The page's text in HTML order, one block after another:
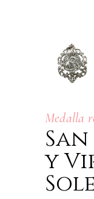
Medalla
y